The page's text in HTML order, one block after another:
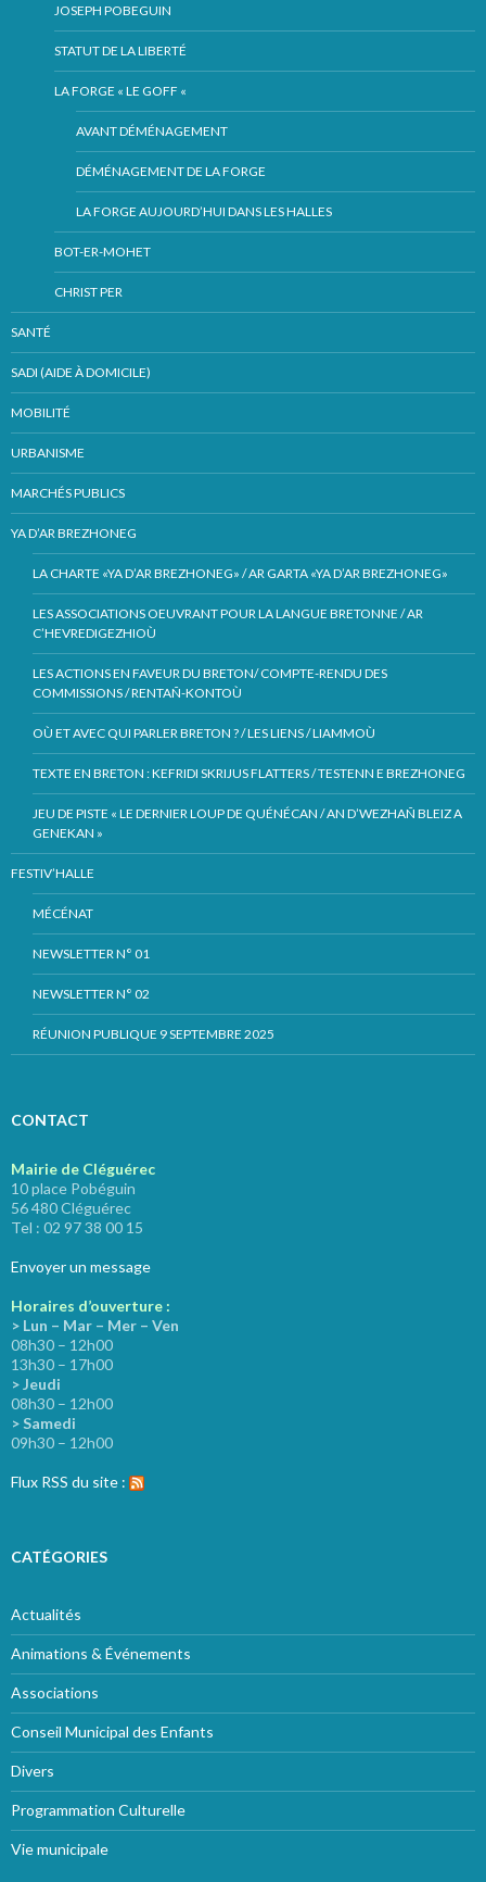
JOSEPH POBEGUIN
STATUT DE LA LIBERTÉ
LA FORGE « LE GOFF «
AVANT DÉMÉNAGEMENT
DÉMÉNAGEMENT DE LA FORGE
LA FORGE AUJOURD’HUI DANS LES HALLES
BOT-ER-MOHET
CHRIST PER
SANTÉ
SADI (AIDE À DOMICILE)
MOBILITÉ
URBANISME
MARCHÉS PUBLICS
YA D’AR BREZHONEG
LA CHARTE «YA D’AR BREZHONEG» / AR GARTA «YA D’AR BREZHONEG»
LES ASSOCIATIONS OEUVRANT POUR LA LANGUE BRETONNE / AR
C’HEVREDIGEZHIOÙ
LES ACTIONS EN FAVEUR DU BRETON/ COMPTE-RENDU DES
COMMISSIONS / RENTAÑ-KONTOÙ
OÙ ET AVEC QUI PARLER BRETON ? / LES LIENS / LIAMMOÙ
TEXTE EN BRETON : KEFRIDI SKRIJUS FLATTERS / TESTENN E BREZHONEG
JEU DE PISTE « LE DERNIER LOUP DE QUÉNÉCAN / AN D’WEZHAÑ BLEIZ A
GENEKAN »
FESTIV’HALLE
MÉCÉNAT
NEWSLETTER N° 01
NEWSLETTER N° 02
RÉUNION PUBLIQUE 9 SEPTEMBRE 2025
CONTACT
Mairie de Cléguérec
10 place Pobéguin
56 480 Cléguérec
Tel : 02 97 38 00 15
Envoyer un message
Horaires d’ouverture :
> Lun – Mar – Mer – Ven
08h30 – 12h00
13h30 – 17h00
> Jeudi
08h30 – 12h00
> Samedi
09h30 – 12h00
Flux RSS du site :
CATÉGORIES
Actualités
Animations & Événements
Associations
Conseil Municipal des Enfants
Divers
Programmation Culturelle
Vie municipale